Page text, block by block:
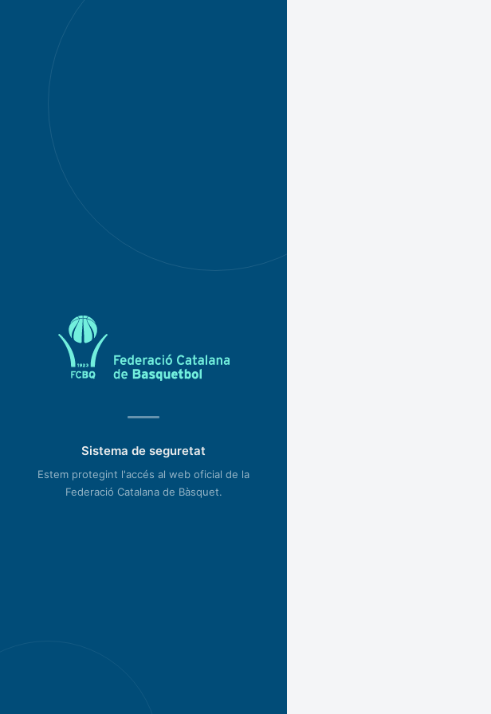
Sistema de seguretat
Estem protegint l'accés al web oficial de la
Federació Catalana de Bàsquet.